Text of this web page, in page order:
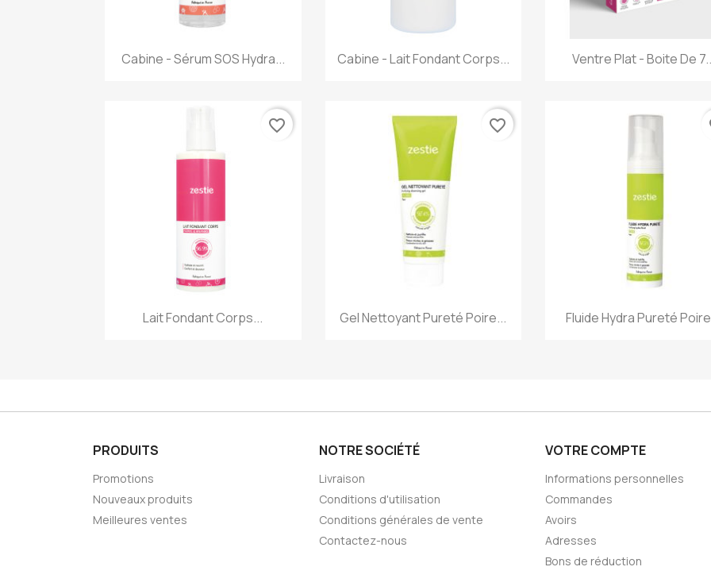
Aperçu rapide
Cabine - Sérum SOS Hydra... Aperçu rapide
Cabine - Lait Fondant Corps... Aperçu rapide
Ventre Plat - Boite De
Aperçu rapide
Lait Fondant Corps...
favorite_border
Aperçu rapide
Gel Nettoyant Pureté Poire...
favorite_border
Aperçu rapide
Fluide Hydra Pureté
PRODUITS
Promotions
Nouveaux produits
Meilleures ventes
NOTRE SOCIÉTÉ
Livraison
Conditions d'utilisation
Conditions générales de vente
Contactez-nous
VOTRE COMPTE
Informations personnelles
Commandes
Avoirs
Adresses
Bons de réduction